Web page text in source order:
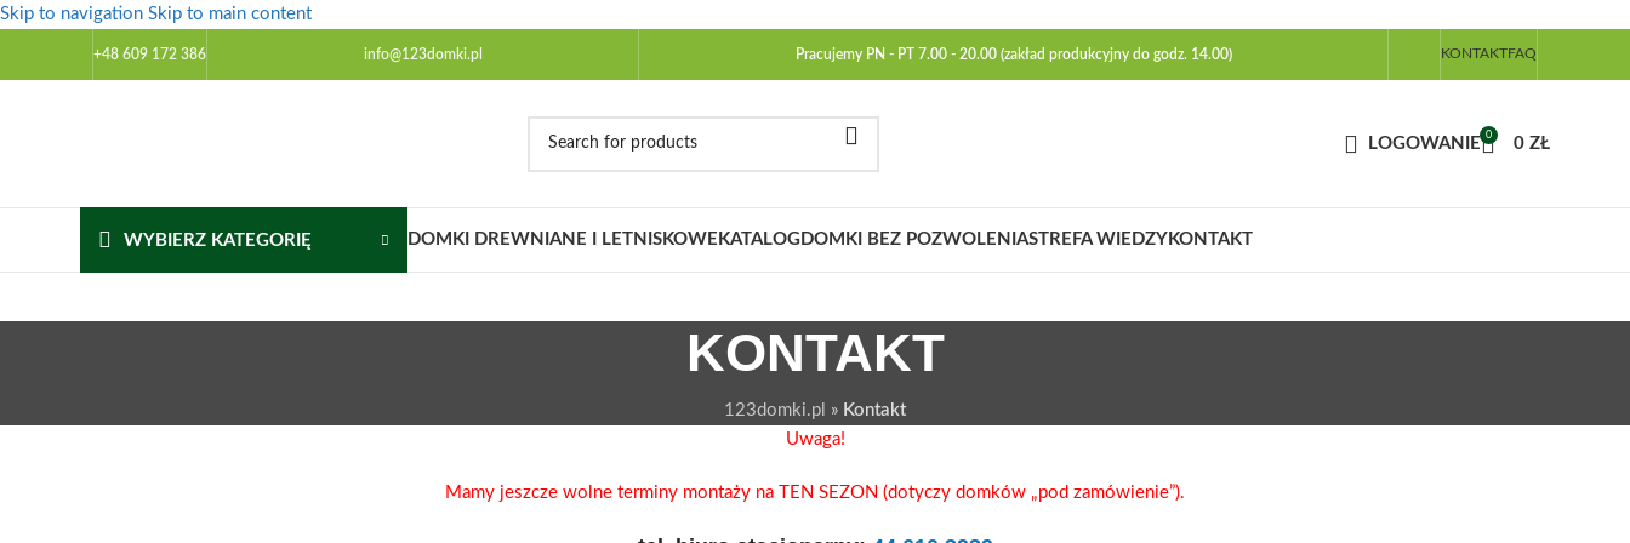
Skip to navigation Skip to main content
+48 609 172 386 info@123domki.pl Pracujemy PN - PT 7.00 - 20.00 (zakład produkcyjny do godz. 14.00) KONTAKTFAQ
LOGOWANIE 0 0 ZŁ
WYBIERZ KATEGORIĘ DOMKI DREWNIANE I LETNISKOWE KATALOG DOMKI BEZ POZWOLENIASTREFA WIEDZY KONTAKT
KONTAKT
123domki.pl » Kontakt
Uwaga!
Mamy jeszcze wolne terminy montaży na TEN SEZON (dotyczy domków „pod zamówienie”).